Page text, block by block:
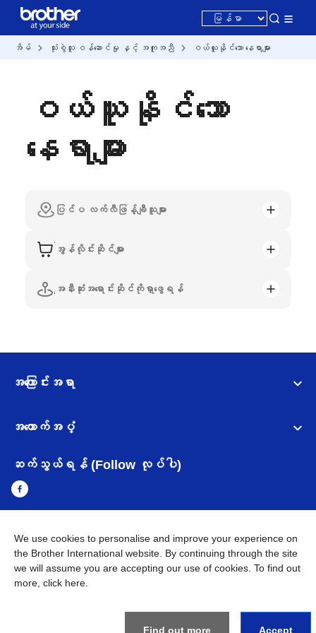
အိမ် သုံးစွဲသူ ဝန်ဆောင်မှု နှင့် အကူအညီ ဝယ်ယူနိုင်သော နေရာများ
ဝယ်ယူနိုင်သော
နေရာများ
ပြင်ပ လက်လီဖြန့်ချီသူများ
အွန်လိုင်းဆိုင်များ
အနီးဆုံးအရောင်းဆိုင်ကိုရှာဖွေရန်
အကြောင်းအရာ
အထောက်အပံ့
ဆက်သွယ်ရန် (Follow လုပ်ပါ)
Myanmar Brother ၏ ကမ္ဘာတစ်ဝန်းရှိ ကွန်ယက်များ
အချက်အလက်မူဝါဒ အသုံးပြုမူဝါဒ
Brother Global ဝက်ဆိုဒ်သို့သွားရန်
We use cookies to personalise and improve your experience on
the Brother International website. By continuing through the site
we will assume you are accepting our use of cookies. To find out
more, click here
Find out more Accept